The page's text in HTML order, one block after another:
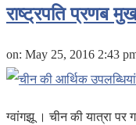
राष्ट्रपति प्रणब
on: May 25, 2016 2:43
ग्वांगझू । चीन की यात्रा पर